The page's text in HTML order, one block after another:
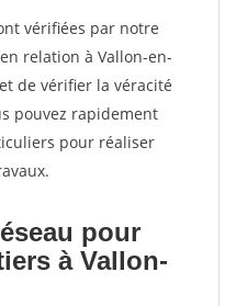
vérifiées par notre
relation à Vallon-en-
de vérifier la véracité
pouvez rapidement
pour réaliser
pour
à Vallon-